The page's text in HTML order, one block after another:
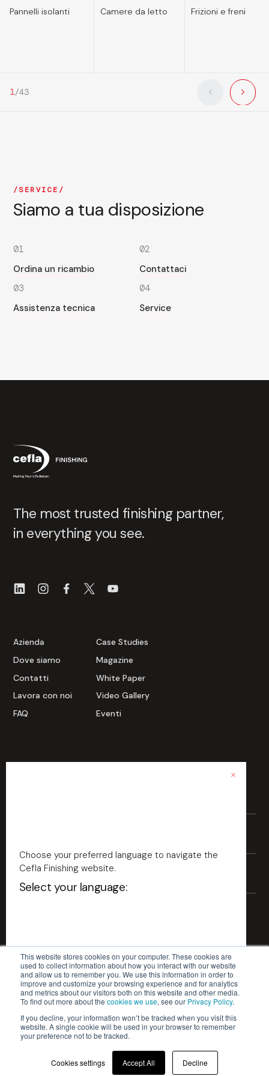
This website stores cookies on your computer. These cookies are
used to collect information about how you interact with our website
and allow us to remember you. We use this information in order to
improve and customize your browsing experience and for analytics
and metrics about our visitors both on this website and other media.
To find out more about the cookies we use, see our Privacy Policy.
If you decline, your information won’t be tracked when you visit this
website. A single cookie will be used in your browser to remember
your preference not to be tracked.
Cookies settings Accept All Decline
Pannelli isolanti Camere da letto Frizioni e freni
1/43
SERVICE
Siamo a tua disposizione
01
Ordina un ricambio
02
Contattaci
03
Assistenza tecnica
04
Service
The most trusted finishing partner,
in everything you see.
Azienda
Dove siamo
Contatti
Lavora con noi
FAQ
Case Studies
Magazine
White Paper
Video Gallery
Eventi
Ceramica
Metallo
Fibra minerale
Industria del mobile
Beni durevoli
Packaging
Tecnologie
Verniciatura a spruzzo
Verniciatura a rullo
Verniciatura bordi
Verniciatura vacuum
Verniciatura a velo
Essiccazione
Cefla s.c. - Codice Fiscale e Iscrizione Registro Imprese n.
00293150371 - Partita IVA/VAT n. IT 00499791200
Condizioni Generali di Vendita
© 2026 | Cefla Finishing
Choose your preferred language to navigate the
Cefla Finishing website.
Select your language:
English - US
English